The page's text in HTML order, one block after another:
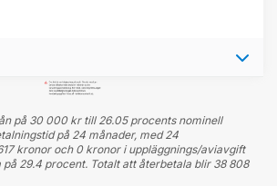
på 30 000 kr till 26.05 procents nominell
på 24 månader, med 24
kronor och 0 kronor i uppläggnings/aviavgift
29.4 procent. Totalt att återbetala blir 38 808